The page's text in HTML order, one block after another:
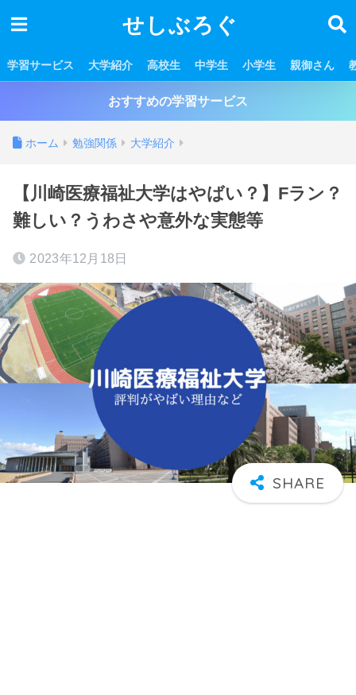
せしぶろぐ
学習サービス 大学紹介 高校生 中学生 小学生 親御さん
おすすめの学習サービス
ホーム 勉強関係 大学紹介
【川崎医療福祉大学はやばい？】Fラン？
難しい？うわさや意外な実態等
2023年12月18日